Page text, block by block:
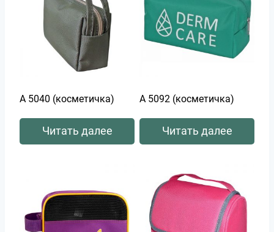
А 5040 (косметичка)
Читать далее
А 5092 (косметичка)
Читать далее